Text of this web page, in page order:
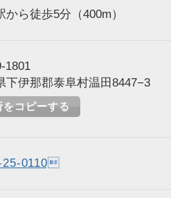
から徒歩5分（400m）
1801
下伊那郡泰阜村温田8447−3
をコピーする
25-0110